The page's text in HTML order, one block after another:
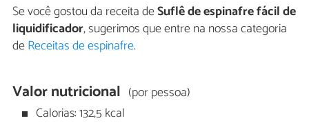
Se você gostou da receita deSuflê de espinafre fácil de
liquidificador, sugerimos que entre na nossa categoria
deReceitas de espinafre.
Valor nutricional (por pessoa)
Calorias: 132,5 kcal